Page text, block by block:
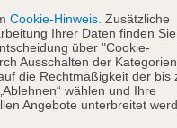
Cookie-Hinweis. Zusätzliche
Ihrer Daten finden
über "Cookie-
Ausschalten der Kategorien
die Rechtmäßigkeit der bis
wählen und Ihre
Angebote unterbreitet